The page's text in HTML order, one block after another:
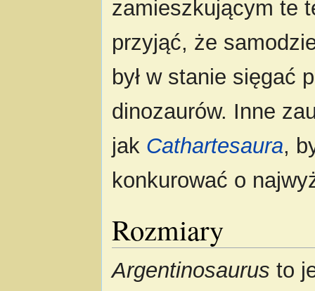
zamieszkującym te
przyjąć, że
był w stanie sięgać
dinozaurów. Inne
jak Cathartesaura,
konkurować o
Rozmiary
Argentinosaurus to